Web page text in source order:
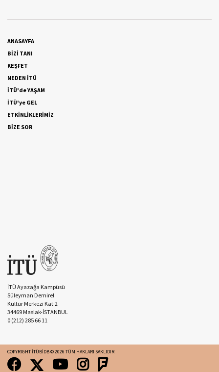
ANASAYFA
BİZİ TANI
KEŞFET
NEDEN İTÜ
İTÜ'de YAŞAM
İTÜ'ye GEL
ETKİNLİKLERİMİZ
BİZE SOR
İTÜ Ayazağa Kampüsü
Süleyman Demirel
Kültür Merkezi Kat:2
34469 Maslak-İSTANBUL
0 (212) 285 66 11
COPYRIGHTİTÜBİDB©2026 TÜM HAKLARI SAKLIDIR